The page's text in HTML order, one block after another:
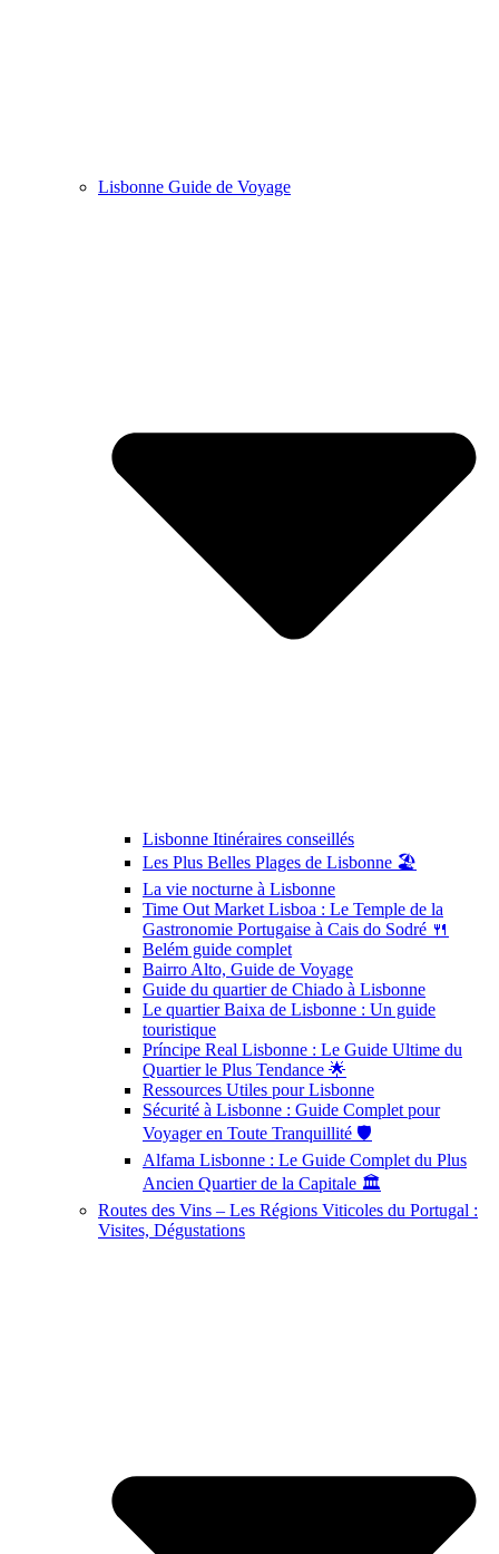
Lisbonne Guide de Voyage
Lisbonne Itinéraires conseillés
Les Plus Belles Plages de Lisbonne 🏖️
La vie nocturne à Lisbonne
Time Out Market Lisboa : Le Temple de la
Gastronomie Portugaise à Cais do Sodré 🍴
Belém guide complet
Bairro Alto, Guide de Voyage
Guide du quartier de Chiado à Lisbonne
Le quartier Baixa de Lisbonne : Un guide
touristique
Príncipe Real Lisbonne : Le Guide Ultime du
Quartier le Plus Tendance 🌟
Ressources Utiles pour Lisbonne
Sécurité à Lisbonne : Guide Complet pour
Voyager en Toute Tranquillité 🛡️
Alfama Lisbonne : Le Guide Complet du Plus
Ancien Quartier de la Capitale 🏛️
Routes des Vins – Les Régions Viticoles du Portugal :
Visites, Dégustations